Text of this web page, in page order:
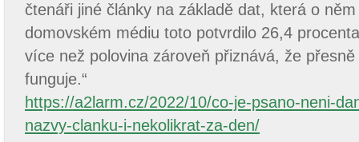
čtenáři jiné články na základě dat, která o
domovském médiu toto potvrdilo 26,4
více než polovina zároveň přiznává, že
funguje.“
https://a2larm.cz/2022/10/co-je-psano-neni-
nazvy-clanku-i-nekolikrat-za-den/